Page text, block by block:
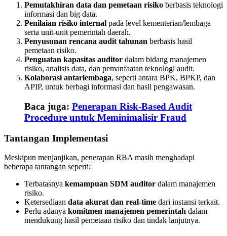
Pemutakhiran data dan pemetaan risiko berbasis teknologi
informasi dan big data.
Penilaian risiko internal pada level kementerian/lembaga
serta unit-unit pemerintah daerah.
Penyusunan rencana audit tahunan berbasis hasil
pemetaan risiko.
Penguatan kapasitas auditor dalam bidang manajemen
risiko, analisis data, dan pemanfaatan teknologi audit.
Kolaborasi antarlembaga, seperti antara BPK, BPKP, dan
APIP, untuk berbagi informasi dan hasil pengawasan.
Baca juga: Penerapan Risk-Based Audit
Procedure untuk Meminimalisir Fraud
Tantangan Implementasi
Meskipun menjanjikan, penerapan RBA masih menghadapi
beberapa tantangan seperti:
Terbatasnya kemampuan SDM auditor dalam manajemen
risiko.
Ketersediaan data akurat dan real-time dari instansi terkait.
Perlu adanya komitmen manajemen pemerintah dalam
mendukung hasil pemetaan risiko dan tindak lanjutnya.